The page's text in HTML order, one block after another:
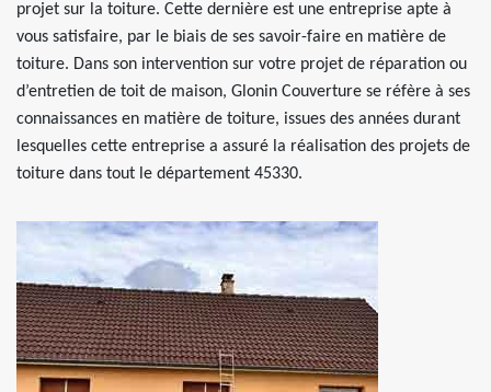
projet sur la toiture. Cette dernière est une entreprise apte à
vous satisfaire, par le biais de ses savoir-faire en matière de
toiture. Dans son intervention sur votre projet de réparation ou
d’entretien de toit de maison, Glonin Couverture se réfère à ses
connaissances en matière de toiture, issues des années durant
lesquelles cette entreprise a assuré la réalisation des projets de
toiture dans tout le département 45330.